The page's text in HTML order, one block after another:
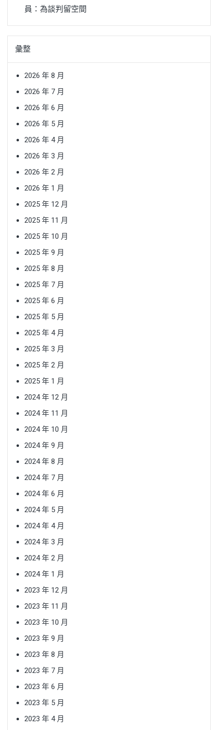
員：為談判留空間
彙整
2026 年 8 月
2026 年 7 月
2026 年 6 月
2026 年 5 月
2026 年 4 月
2026 年 3 月
2026 年 2 月
2026 年 1 月
2025 年 12 月
2025 年 11 月
2025 年 10 月
2025 年 9 月
2025 年 8 月
2025 年 7 月
2025 年 6 月
2025 年 5 月
2025 年 4 月
2025 年 3 月
2025 年 2 月
2025 年 1 月
2024 年 12 月
2024 年 11 月
2024 年 10 月
2024 年 9 月
2024 年 8 月
2024 年 7 月
2024 年 6 月
2024 年 5 月
2024 年 4 月
2024 年 3 月
2024 年 2 月
2024 年 1 月
2023 年 12 月
2023 年 11 月
2023 年 10 月
2023 年 9 月
2023 年 8 月
2023 年 7 月
2023 年 6 月
2023 年 5 月
2023 年 4 月